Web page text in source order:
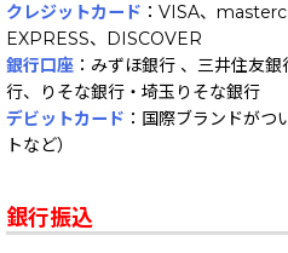
クレジットカード ：VISA、
EXPRESS、DISCOVER
銀行口座 ：みずほ銀行 、三井住友
行、りそな銀行・埼玉りそな銀行
デビットカード ：国際ブランドが
トなど）
銀行振込